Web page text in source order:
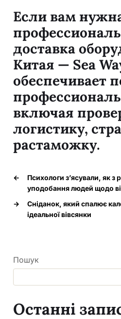
Если вам
доставка
Китая — Sea
обеспечивает
включая
логистику,
растаможку.
←
Психологи з’ясували, як
уподобання людей щодо
→
Сніданок, який спалює
ідеальної вівсянки
Пошук
Останні